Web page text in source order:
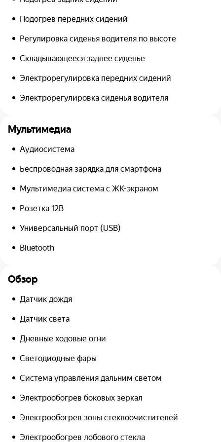
Подогрев передних сидений
Регулировка сиденья водителя по высоте
Складывающееся заднее сиденье
Электрорегулировка передних сидений
Электрорегулировка сиденья водителя
Мультимедиа
Аудиосистема
Беспроводная зарядка для смартфона
Мультимедиа система с ЖК-экраном
Розетка 12В
Универсальный порт (USB)
Bluetooth
Обзор
Датчик дождя
Датчик света
Дневные ходовые огни
Светодиодные фары
Система управления дальним светом
Электрообогрев боковых зеркал
Электрообогрев зоны стеклоочистителей
Электрообогрев лобового стекла